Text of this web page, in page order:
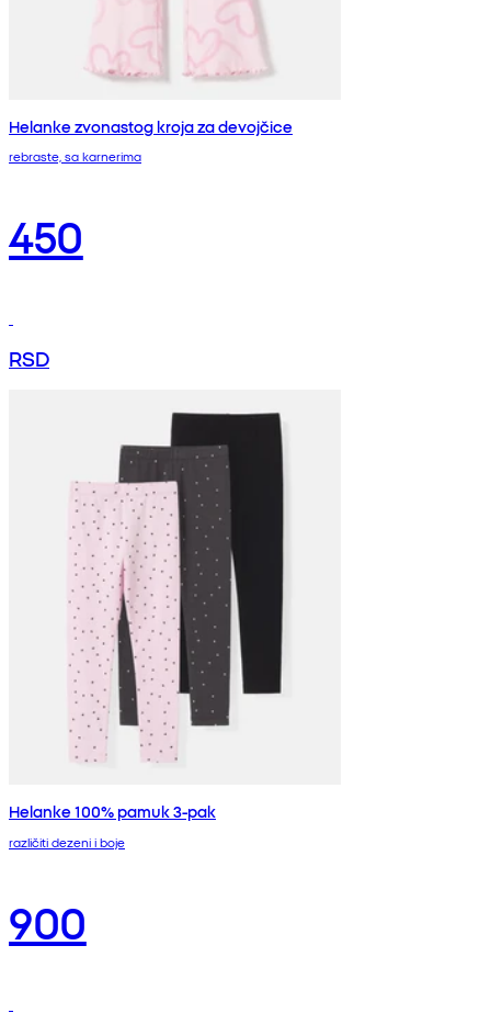
Helanke zvonastog kroja za devojčice
rebraste, sa karnerima
450
RSD
Helanke 100% pamuk 3-pak
različiti dezeni i boje
900